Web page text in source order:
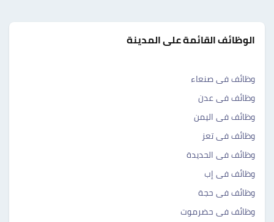
الوظائف القائمة على المدينة
وظائف فى صنعاء
وظائف فى عدن
وظائف فى اليمن
وظائف فى تعز
وظائف فى الحديدة
وظائف فى إب
وظائف فى حجة
وظائف فى حضرموت